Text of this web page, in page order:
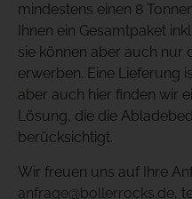
mindestens einen 8
Ihnen ein Gesamtpaket
sie können aber auch nur
erwerben. Eine Lieferung
aber auch hier finden wir
Lösung, die die
berücksichtigt.
Wir freuen uns auf Ihre
anfrage@bollerrocks.de,